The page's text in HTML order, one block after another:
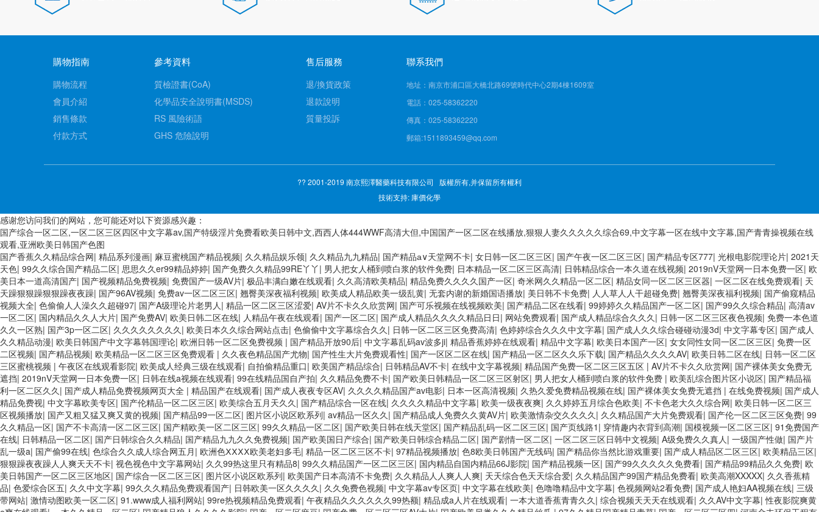
購物指南
購物流程
會員介紹
銷售條款
付款方式
參考資料
質檢證書(CoA)
化學品安全說明書(MSDS)
RS 風險術語
GHS 危險說明
售后服務
退/換貨政策
退款說明
質量投訴
聯系我們
地址：南京市浦口區大橋北路69號時代中心2期4棟1609室
電話：025-58362220
傳真：025-58362220
郵箱:1511893459@qq.com
?? 2001-2019 南京熙澤醫藥科技有限公司 版權所有,并保留所有權利
技術支持: 庫價化學
感谢您访问我们的网站，您可能还对以下资源感兴趣：
国产综合一区二区,一区二区三区四区中文字幕av,国产特级淫片免费看欧美日韩中文,西西人体444WWF高清大但,中国国产一区二区在线播放,狠狠人妻久久久久久综合69,中文字幕一区在线中文字幕,国产青青操视频在线
观看,亚洲欧美日韩国产色图
国产香蕉久久精品综合网| 精品系列漫画| 麻豆蜜桃国产精品视频| 久久精品娱乐领| 久久精品九九精品| 国产精品а∨天堂网不卡| 女日韩一区二区三区| 国产午夜一区二区三区| 国产精品专区777| 光根电影院理论片| 2021天
天色| 99久久综合国产精品二区| 思思久久er99精品婷婷| 国产免费久久精品99RE丫丫| 男人把女人桶到喷白浆的软件免费| 日本精品一区二区三区高清| 日韩精品综合一本久道在线视频| 2019nV天堂网一日本免费一区| 欧
美日本一道高清国产| 国产视频精品免费视频| 免费国产一级AV片| 极品丰满白嫩在线观看| 久久高清欧美精品| 精品免费久久久久国产一区| 奇米网久久精品一区二区| 精品女同一区二区三区器| 一区二区在线免费观看| 天
天躁狠狠躁狠狠躁夜夜躁| 国产96AV视频| 免费av一区二区三区| 翘臀美深夜福利视频| 欧美成人精品欧美一级乱黄| 无套内谢的新婚国语播放| 美日韩不卡免费| 人人草人人干超碰免费| 翘臀美深夜福利视频| 国产偷窥精品
视频大全| 色偷偷人人澡久久超碰97| 国产A级理论片老男人| 精品一区二区三区涩爱| AV片不卡久久欣赏网| 国产可乐视频在线视频欧美| 国产精品二区在线看| 99婷婷久久精品国产一区二区| 国产99久久综合精品| 高清av
一区二区| 国内精品久久人大片| 国产免费AV| 欧美日韩二区在线| 人精品午夜在线观看| 国产一区二区| 国产成人精品久久久久精品日日| 网站免费观看| 国产成人精品综合久久久| 日韩一区二区三区夜色视频| 免费一本色道
久久一区熟| 国产3p一区二区| 久久久久久久久久| 欧美日本久久综合网站点击| 色偷偷中文字幕综合久久| 日韩一区二区三区免费高清| 色婷婷综合久久久中文字幕| 国产成人久久综合碰碰动漫3d| 中文字幕专区| 国产成人
久久精品动漫| 欧美日韩国产中文字幕韩国理论| 欧洲日韩一区二区免费视频 | 国产精品开放90后| 中文字幕乱码av波多ji| 精品香蕉婷婷在线观看| 精品中文字幕| 欧美日本国产一区| 女女同性女同一区二区三区| 免费一区
二区视频| 国产精品视频| 欧美精品一区二区三区免费观看 | 久久夜色精品国产尤物| 国产性生大片免费观看性| 国产一区区二区在线| 国产精品一区二区久久乐下载| 国产精品久久久久AV| 欧美日韩二区在线| 日韩一区二区
三区蜜桃视频 | 午夜区在线观看影院| 欧美成人经典三级在线观看| 自拍偷精品重口| 欧美国产精品综合| 日韩精品AV不卡| 在线中文字幕视频| 精品国产免费一区二区三区五区 | AV片不卡久久欣赏网| 国产裸体美女免费无
遮挡| 2019nV天堂网一日本免费一区| 日韩在线a视频在线观看| 99在线精品国自产拍| 久久精品免费不卡| 国产欧美日韩精品一区二区三区射区| 男人把女人桶到喷白浆的软件免费 | 欧美乱综合图片区小说区| 国产精品福
利一区二区久久| 国产成人精品免费视频网页大全 | 精品国产在线观看| 国产成人夜夜专区AV| 久久久久精品国产av电影| 日本一区高清视频| 久热久爱免费精品视频在线| 国产裸体美女免费无遮挡 | 在线免费视频| 国产成人
精品免费视| 中文字幕欧美专区| 国产伦精品一区二区三区| 欧美综合五月天久久| 国产精品综合一区在线| 久久久久精品中文字幕| 欧美一级夜夜爽| 久久婷婷五月综合色欧美| 不卡色老大久久综合网| 欧美日韩一区二区三
区视频播放| 国产又粗又猛又爽又黄的视频| 国产精品99一区二区| 图片区小说区欧系列| av精品一区久久| 国产精品成人免费久久黄AV片| 欧美激情杂交久久久久| 久久精品国产大片免费观看| 国产伦一区二区三区免费| 99
久久精品一区| 国产不卡高清一区二区三区| 国产精欧美一区二区三区| 99久久精品一区二区| 国产欧美日韩在线天堂区| 国产精品乱码一区二区三区| 国产页线路1 | 穿情趣内衣背到高潮| 国模视频一区二区三区| 91免费国产
在线| 日韩精品一区二区| 国产日韩综合久久精品| 国产精品九九久久免费视频| 国产欧美国日产综合| 国产欧美日韩综合精品二区| 国产剧情一区二区| 一区二区三区日韩中文视频| A级免费久久真人| 一级国产性做| 国产片
乱一级a| 国产偷99在线| 色综合久久成人综合网五月 | 欧洲色ⅩⅩⅩⅩ欧美老妇多毛| 精品一区二区三区不卡| 97精品视频播放| 色8欧美日韩国产无线码| 国产精品你当然比游戏重要| 国产成人精品区二区三区| 欧美精品三区|
狠狠躁夜夜躁人人爽天天不卡| 视色视色中文字幕网站| 久久99热这里只有精品8| 99久久精品国产一区二区三区| 国内精品自国内精品66J影院| 国产精品视频一区| 国产99久久久久久免费看| 国产精品99精品久久免费| 欧
美日韩国产一区二区三区地区| 国产综合一区二区三区| 图片区小说区欧系列| 欧美国产日本高清不卡免费| 久久精品人人爽人人爽| 天天综合色天天综合爱| 久久精品国产99国产精品免费看| 欧美高潮XXXXX| 久久香蕉精
品| 色爱综合区五| 久久中文字幕| 99久久久精品免费观看国产| 日韩欧美一区久久久久| 久久免费色视频| 中文字幕av专区页| 中文字幕在线欧美| 色噜噜精品中文字幕| 色视频网站2看免费| 国产成人艳妇AA视频在线| 三级
带网站| 激情动图欧美一区二区| 91.www成人福利网站| 99re热视频精品免费观看| 午夜精品久久久久久久99热额| 精品成a人片在线观看| 一本大道香蕉青青久久| 综合视频天天天在线观看| 久久AV中文字幕|性夜影院爽黄